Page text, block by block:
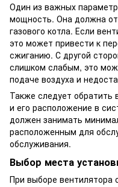
Один из важных
мощность. Она должна
газового котла. Если
это может привести к
сжиганию. С другой
слишком слабым, это
подаче воздуха и
Также следует обратить
и его расположение в
должен занимать
расположенным для
обслуживания.
Выбор места
При выборе вентилятора